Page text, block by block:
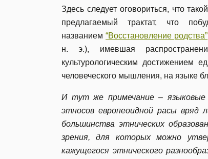
Здесь следует оговориться, что
предлагаемый трактат, что
названием“Восстановление родства”
н. э.), имевшая
культурологическим достижением
человеческого мышления, на языке
И тут же примечание – языковые
этносов европеоидной расы вряд
большинства этнических
зрения, для которых можно
кажущегося этнического